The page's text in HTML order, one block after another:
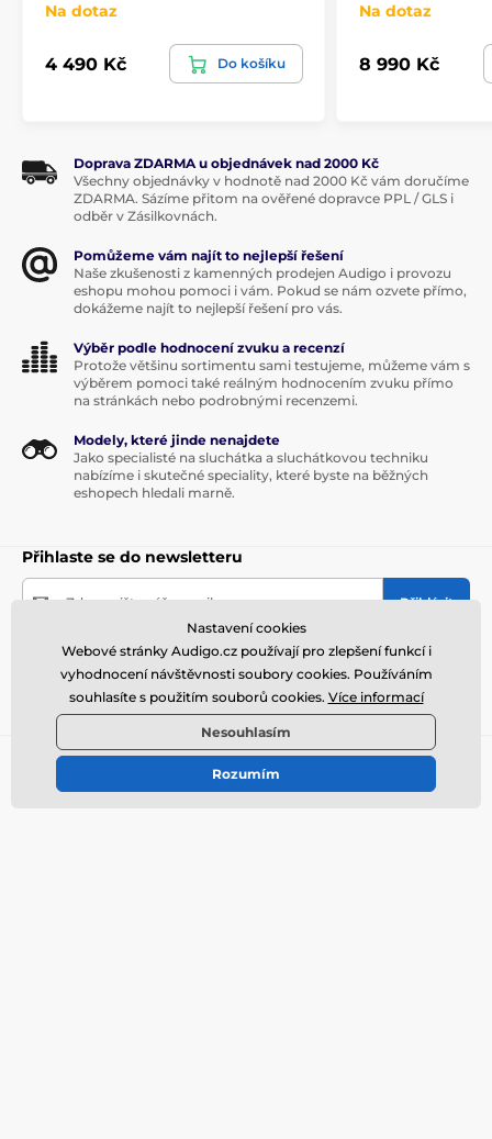
Na dotaz
4 490 Kč Do košíku
Na dotaz
8 990 Kč
Doprava ZDARMA u objednávek nad 2000 Kč
Všechny objednávky v hodnotě nad 2000 Kč vám doručíme
ZDARMA. Sázíme přitom na ověřené dopravce PPL / GLS i
odběr v Zásilkovnách.
Pomůžeme vám najít to nejlepší řešení
Naše zkušenosti z kamenných prodejen Audigo i provozu
eshopu mohou pomoci i vám. Pokud se nám ozvete přímo,
dokážeme najít to nejlepší řešení pro vás.
Výběr podle hodnocení zvuku a recenzí
Protože většinu sortimentu sami testujeme, můžeme vám s
výběrem pomoci také reálným hodnocením zvuku přímo
na stránkách nebo podrobnými recenzemi.
Modely, které jinde nenajdete
Jako specialisté na sluchátka a sluchátkovou techniku
nabízíme i skutečné speciality, které byste na běžných
eshopech hledali marně.
Přihlaste se do newsletteru
Zde napište váš e-mail Přihlásit
Souhlas se zařazením emailu dodatabáze
Souhlasím s uložením emailové adresy na seznam
odběratelů newsletteru Audigo.cz
Potřebujete poradit offline
Nastavení cookies
Webové stránky Audigo.cz používají pro zlepšení funkcí i
vyhodnocení návštěvnosti soubory cookies. Používáním
souhlasíte s použitím souborů cookies. Více informací
Nesouhlasím
Rozumím